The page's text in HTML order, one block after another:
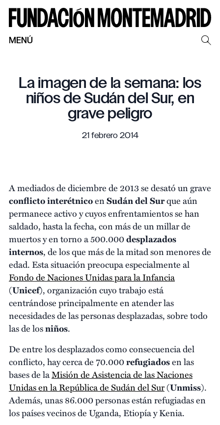
MENÚ
La imagen de la semana: los
niños de Sudán del Sur, en
grave peligro
21 febrero 2014
A mediados de diciembre de 2013 se desató un grave
conflicto interétnicoenSudán del Surque aún
permanece activo y cuyos enfrentamientos se han
saldado, hasta la fecha, con más de un millar de
muertos y en torno a 500.000desplazados
internos, de los que más de la mitad son menores de
edad. Esta situación preocupa especialmente al
Fondo de Naciones Unidas para la Infancia
(Unicef), organización cuyo trabajo está
centrándose principalmente en atender las
necesidades de las personas desplazadas, sobre todo
las de losniños.
De entre los desplazados como consecuencia del
conflicto, hay cerca de 70.000refugiadosen las
bases de laMisión de Asistencia de las Naciones
Unidas en la República de Sudán del Sur(Unmiss).
Además, unas 86.000 personas están refugiadas en
los países vecinos de Uganda, Etiopía y Kenia.